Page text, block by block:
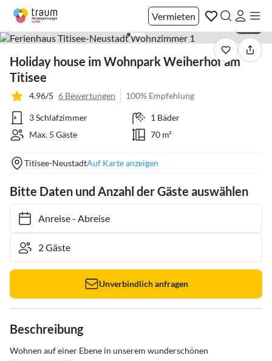
Vermieten
Holiday house im Wohnpark Weiherhof am
Titisee
4.96/5 6 Bewertungen 100% Empfehlung
3 Schlafzimmer
1 Bäder
Max. 5 Gäste
70 m²
Titisee-NeustadtAuf Karte anzeigen
Bitte Daten und Anzahl der Gäste auswählen
Anreise- Abreise
Unverbindlich anfragen
Beschreibung
Wohnen auf einer Ebene in unserem wunderschönen